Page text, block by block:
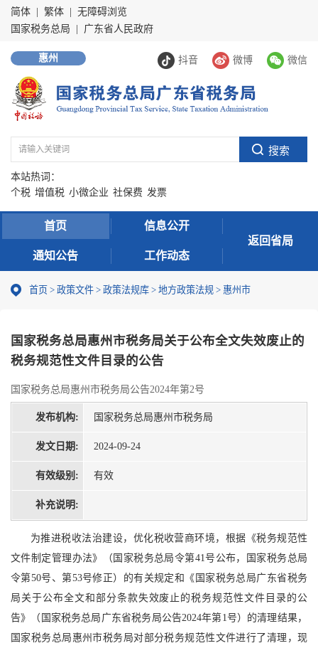
简体 繁体
无障碍浏览
国家税务总局
广东省人民政府
抖音 微博 微信
惠州
本站热词：
个税 增值税 小微企业 社保费 发票
首页 信息公开
通知公告 工作动态
返回省局
首页 > 政策文件 > 政策法规库 > 地方政策法规 > 惠州市
国家税务总局惠州市税务局关于公布全文失效废止的
税务规范性文件目录的公告
国家税务总局惠州市税务局公告2024年第2号
发布机构: 国家税务总局惠州市税务局
发文日期: 2024-09-24
有效级别: 有效
补充说明:
为推进税收法治建设，优化税收营商环境，根据《税务规范性
文件制定管理办法》（国家税务总局令第41号公布，国家税务总局
令第50号、第53号修正）的有关规定和《国家税务总局广东省税务
局关于公布全文和部分条款失效废止的税务规范性文件目录的公
告》（国家税务总局广东省税务局公告2024年第1号）的清理结果，
国家税务总局惠州市税务局对部分税务规范性文件进行了清理，现